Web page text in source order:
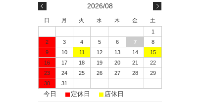
日本酒-720ml・500ml
日本酒-300ml・360ml
日本酒-180ml
蔵元エコバッグ
2026/08
日 月 火 水 木 金
土
1
2
3 4 5 6 7
8
9
10 11 12 13 14
15
16
17 18 19 20 21
22
23
24 25 26 27 28
29
30
31
今日 ■ 定休日 ■ 店休日